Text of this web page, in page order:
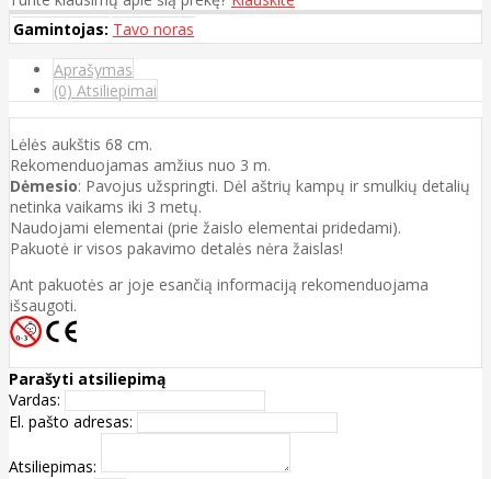
Gamintojas: Tavo noras
Aprašymas
(0) Atsiliepimai
Lėlės aukštis 68 cm.
Rekomenduojamas amžius nuo 3 m.
Dėmesio: Pavojus užspringti. Dėl aštrių kampų ir smulkių detalių
netinka vaikams iki 3 metų.
Naudojami elementai (prie žaislo elementai pridedami).
Pakuotė ir visos pakavimo detalės nėra žaislas!
Ant pakuotės ar joje esančią informaciją rekomenduojama
išsaugoti.
Parašyti atsiliepimą
Vardas:
El. pašto adresas:
Atsiliepimas: